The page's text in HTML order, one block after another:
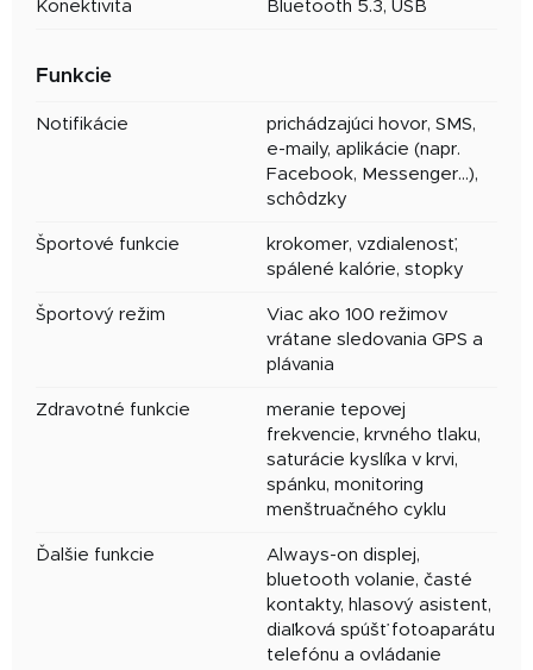
Konektivita Bluetooth 5.3, USB
Funkcie
Notifikácie
prichádzajúci hovor, SMS,
e-maily, aplikácie (napr.
Facebook, Messenger…),
schôdzky
Športové funkcie
krokomer, vzdialenosť,
spálené kalórie, stopky
Športový režim
Viac ako 100 režimov
vrátane sledovania GPS a
plávania
Zdravotné funkcie
meranie tepovej
frekvencie, krvného tlaku,
saturácie kyslíka v krvi,
spánku, monitoring
menštruačného cyklu
Ďalšie funkcie
Always-on displej,
bluetooth volanie, časté
kontakty, hlasový asistent,
diaľková spúšť fotoaparátu
telefónu a ovládanie